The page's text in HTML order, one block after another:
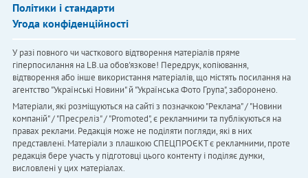
Політики і стандарти
Угода конфіденційності
У разі повного чи часткового відтворення матеріалів пряме
гіперпосилання на LB.ua обов'язкове! Передрук, копіювання,
відтворення або інше використання матеріалів, що містять посилання на
агентство "Українськi Новини" й "Українська Фото Група", заборонено.
Матеріали, які розміщуються на сайті з позначкою "Реклама" / "Новини
компаній" / "Пресреліз" / "Promoted", є рекламними та публікуються на
правах реклами. Редакція може не поділяти погляди, які в них
представлені. Матеріали з плашкою СПЕЦПРОЄКТ є рекламними, проте
редакція бере участь у підготовці цього контенту і поділяє думки,
висловлені у цих матеріалах.